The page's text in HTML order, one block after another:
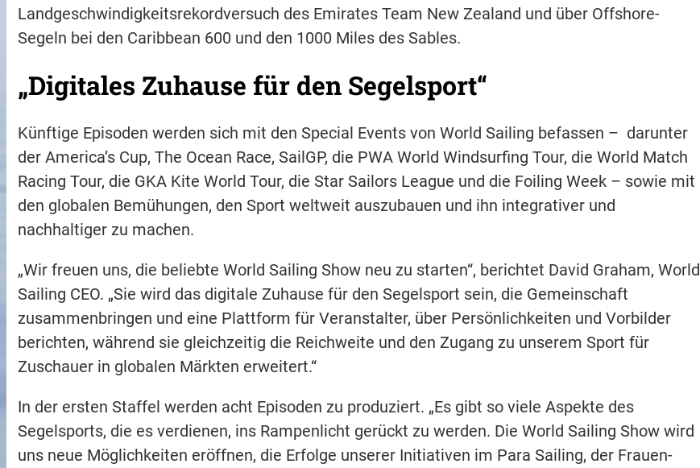
Landgeschwindigkeitsrekordversuch des Emirates Team New Zealand und über Offshore-
Segeln bei den Caribbean 600 und den 1000 Miles des Sables.
„Digitales Zuhause für den Segelsport“
Künftige Episoden werden sich mit den Special Events von World Sailing befassen – darunter
der America’s Cup, The Ocean Race, SailGP, die PWA World Windsurfing Tour, die World Match
Racing Tour, die GKA Kite World Tour, die Star Sailors League und die Foiling Week – sowie mit
den globalen Bemühungen, den Sport weltweit auszubauen und ihn integrativer und
nachhaltiger zu machen.
„Wir freuen uns, die beliebte World Sailing Show neu zu starten“, berichtet David Graham, World
Sailing CEO. „Sie wird das digitale Zuhause für den Segelsport sein, die Gemeinschaft
zusammenbringen und eine Plattform für Veranstalter, über Persönlichkeiten und Vorbilder
berichten, während sie gleichzeitig die Reichweite und den Zugang zu unserem Sport für
Zuschauer in globalen Märkten erweitert.“
In der ersten Staffel werden acht Episoden zu produziert. „Es gibt so viele Aspekte des
Segelsports, die es verdienen, ins Rampenlicht gerückt zu werden. Die World Sailing Show wird
uns neue Möglichkeiten eröffnen, die Erfolge unserer Initiativen im Para Sailing, der Frauen-